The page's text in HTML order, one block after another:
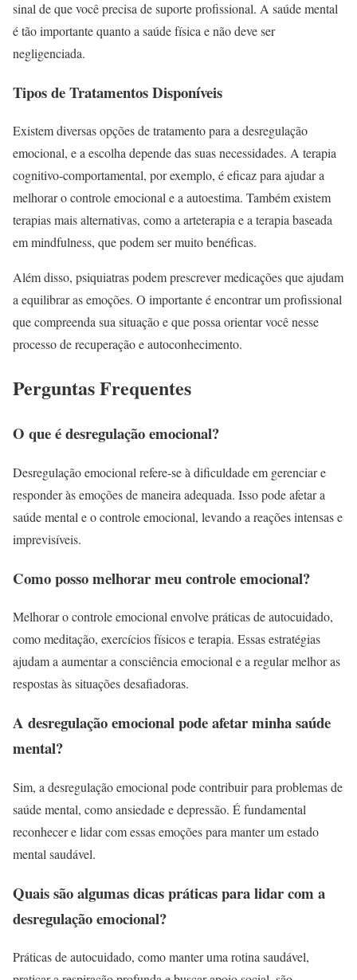
sinal de que você precisa de suporte profissional. A saúde mental
é tão importante quanto a saúde física e não deve ser
negligenciada.
Tipos de Tratamentos Disponíveis
Existem diversas opções de tratamento para a desregulação
emocional, e a escolha depende das suas necessidades. A terapia
cognitivo-comportamental, por exemplo, é eficaz para ajudar a
melhorar o controle emocional e a autoestima. Também existem
terapias mais alternativas, como a arteterapia e a terapia baseada
em mindfulness, que podem ser muito benéficas.
Além disso, psiquiatras podem prescrever medicações que ajudam
a equilibrar as emoções. O importante é encontrar um profissional
que compreenda sua situação e que possa orientar você nesse
processo de recuperação e autoconhecimento.
Perguntas Frequentes
O que é desregulação emocional?
Desregulação emocional refere-se à dificuldade em gerenciar e
responder às emoções de maneira adequada. Isso pode afetar a
saúde mental e o controle emocional, levando a reações intensas e
imprevisíveis.
Como posso melhorar meu controle emocional?
Melhorar o controle emocional envolve práticas de autocuidado,
como meditação, exercícios físicos e terapia. Essas estratégias
ajudam a aumentar a consciência emocional e a regular melhor as
respostas às situações desafiadoras.
A desregulação emocional pode afetar minha saúde
mental?
Sim, a desregulação emocional pode contribuir para problemas de
saúde mental, como ansiedade e depressão. É fundamental
reconhecer e lidar com essas emoções para manter um estado
mental saudável.
Quais são algumas dicas práticas para lidar com a
desregulação emocional?
Práticas de autocuidado, como manter uma rotina saudável,